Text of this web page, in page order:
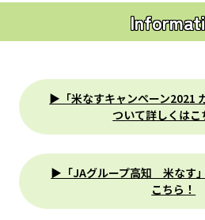
▶「米なすキャンペーン2021
ついて詳しくはこ
▶「JAグループ高知 米なす
こちら！